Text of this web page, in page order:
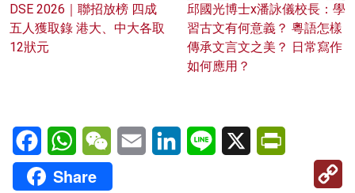
DSE 2026｜聯招放榜 四成
五人獲取錄 港大、中大各取
12狀元
邱國光博士x潘詠儀校長：學
習古文有何意義？ 粵語怎樣
傳承文言文之美？ 日常寫作
如何應用？
FacebookWhatsAppWeChatEmail LinkedInLine X
Share